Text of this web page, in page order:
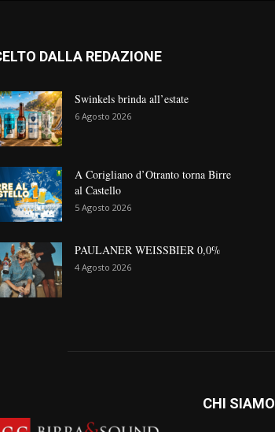
DALLA REDAZIONE
Swinkels brinda all’estate
6 Agosto 2026
A Corigliano d’Otranto torna Birre
al Castello
5 Agosto 2026
PAULANER WEISSBIER 0,0%
4 Agosto 2026
CHI SIAMO